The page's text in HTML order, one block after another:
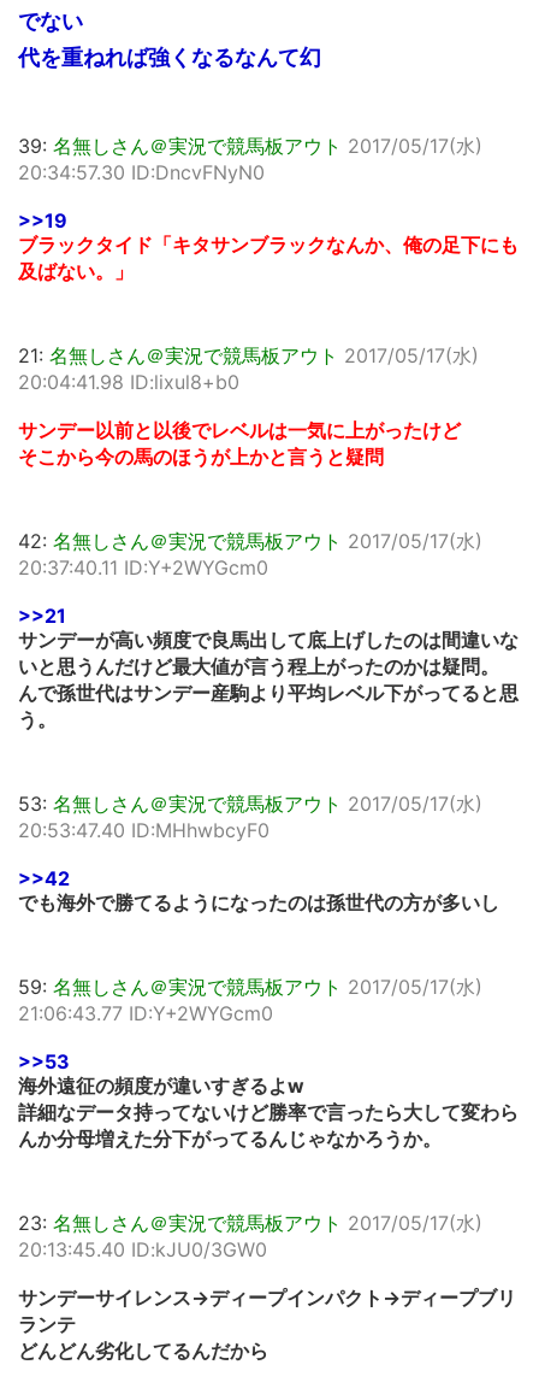
でない
代を重ねれば強くなるなんて幻
39: 名無しさん＠実況で競馬板アウト 2017/05/17(水)
20:34:57.30 ID:DncvFNyN0
>>19
ブラックタイド「キタサンブラックなんか、俺の足下にも
及ばない。」
21: 名無しさん＠実況で競馬板アウト 2017/05/17(水)
20:04:41.98 ID:lixul8+b0
サンデー以前と以後でレベルは一気に上がったけど
そこから今の馬のほうが上かと言うと疑問
42: 名無しさん＠実況で競馬板アウト 2017/05/17(水)
20:37:40.11 ID:Y+2WYGcm0
>>21
サンデーが高い頻度で良馬出して底上げしたのは間違いな
いと思うんだけど最大値が言う程上がったのかは疑問。
んで孫世代はサンデー産駒より平均レベル下がってると思
う。
53: 名無しさん＠実況で競馬板アウト 2017/05/17(水)
20:53:47.40 ID:MHhwbcyF0
>>42
でも海外で勝てるようになったのは孫世代の方が多いし
59: 名無しさん＠実況で競馬板アウト 2017/05/17(水)
21:06:43.77 ID:Y+2WYGcm0
>>53
海外遠征の頻度が違いすぎるよw
詳細なデータ持ってないけど勝率で言ったら大して変わら
んか分母増えた分下がってるんじゃなかろうか。
23: 名無しさん＠実況で競馬板アウト 2017/05/17(水)
20:13:45.40 ID:kJU0/3GW0
サンデーサイレンス→ディープインパクト→ディープブリ
ランテ
どんどん劣化してるんだから